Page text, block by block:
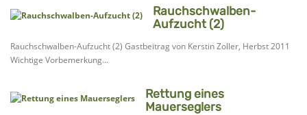
Rauchschwalben-
Aufzucht (2)
Rauchschwalben-Aufzucht (2) Gastbeitrag von Kerstin Zoller, Herbst 2011
Wichtige Vorbemerkung...
Rettung eines
Mauerseglers